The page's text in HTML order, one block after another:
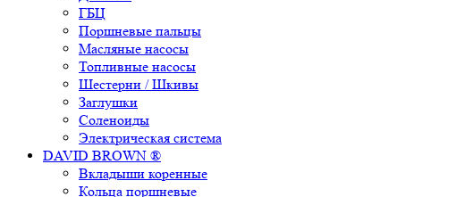
ГБЦ
Поршневые пальцы
Масляные насосы
Топливные насосы
Шестерни / Шкивы
Заглушки
Соленоиды
Электрическая система
DAVID BROWN ®
Вкладыши коренные
Кольца поршневые